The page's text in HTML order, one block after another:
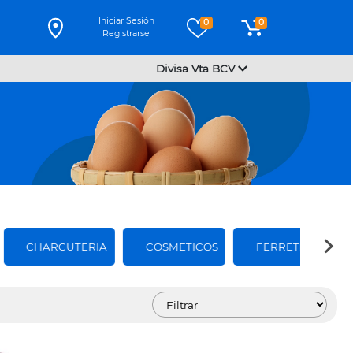
Iniciar Sesión
Registrarse
0 0
Divisa Vta BCV
CHARCUTERIA COSMETICOS FERRETERIA